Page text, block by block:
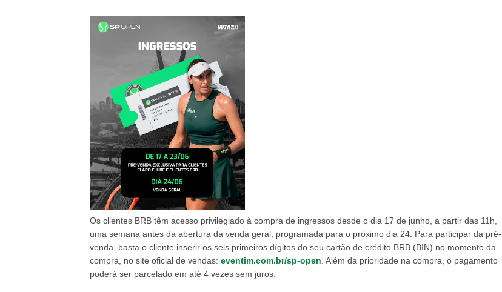
Os clientes BRB têm acesso privilegiado à compra de ingressos desde o dia 17 de junho, a partir das 11h,
uma semana antes da abertura da venda geral, programada para o próximo dia 24. Para participar da pré-
venda, basta o cliente inserir os seis primeiros dígitos do seu cartão de crédito BRB (BIN) no momento da
compra, no site oficial de vendas: eventim.com.br/sp-open . Além da prioridade na compra, o pagamento
poderá ser parcelado em até 4 vezes sem juros.